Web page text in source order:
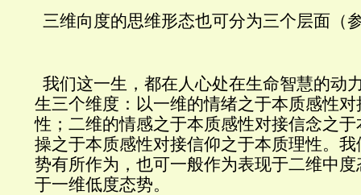
三维向度的思维形态也可分为三个层面（
我们这一生，都在人心处在生命智慧的动
生三个维度：以一维的情绪之于本质感性
性；二维的情感之于本质感性对接信念之
操之于本质感性对接信仰之于本质理性。
势有所作为，也可一般作为表现于二维中
于一维低度态势。